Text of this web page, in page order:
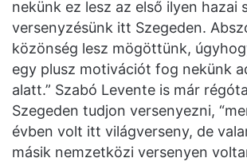
nekünk ez lesz az első ilyen hazai
versenyzésünk itt Szegeden.
közönség lesz mögöttünk,
egy plusz motivációt fog nekünk
alatt.” Szabó Levente is már
Szegeden tudjon versenyezni,
évben volt itt világverseny, de
másik nemzetközi versenyen